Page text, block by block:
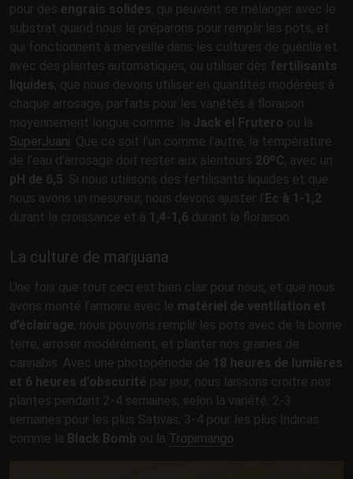
pour des engrais solides, qui peuvent se mélanger avec le
substrat quand nous le préparons pour remplir les pots, et
qui fonctionnent à merveille dans les cultures de guérilla et
avec des plantes automatiques, ou utiliser des fertilisants
liquides, que nous devons utiliser en quantités modérées à
chaque arrosage, parfaits pour les variétés à floraison
moyennement longue comme la Jack el Frutero ou la
SuperJuani . Que ce soit l’un comme l’autre, la température
de l’eau d’arrosage doit rester aux alentours 20ºC, avec un
pH de 6,5 . Si nous utilisons des fertilisants liquides et que
nous avons un mesureur, nous devons ajuster l’Ec à 1-1,2
durant la croissance et à 1,4-1,6 durant la floraison.
La culture de marijuana
Une fois que tout ceci est bien clair pour nous, et que nous
avons monté l’armoire avec le matériel de ventilation et
d’éclairage, nous pouvons remplir les pots avec de la bonne
terre, arroser modérément, et planter nos graines de
cannabis. Avec une photopériode de 18 heures de lumières
et 6 heures d’obscurité par jour, nous laissons croitre nos
plantes pendant 2-4 semaines, selon la variété: 2-3
semaines pour les plus Sativas; 3-4 pour les plus Indicas
comme la Black Bomb ou la Tropimango